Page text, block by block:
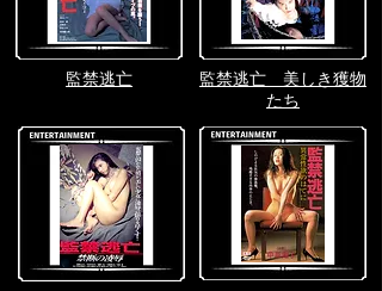
監禁逃亡
監禁逃亡 美しき獲物
たち